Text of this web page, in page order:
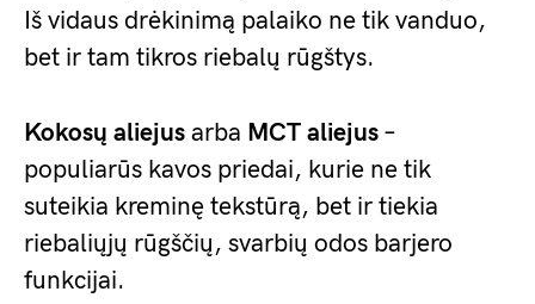
Iš vidaus drėkinimą palaiko ne tik vanduo,
bet ir tam tikros riebalų rūgštys.
Kokosų aliejus arba MCT aliejus –
populiarūs kavos priedai, kurie ne tik
suteikia kreminę tekstūrą, bet ir tiekia
riebaliųjų rūgščių, svarbių odos barjero
funkcijai.